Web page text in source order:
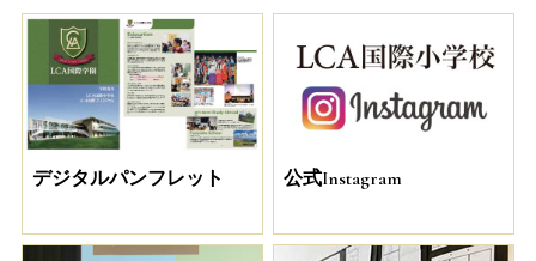
デジタルパンフレット 公式Instagram